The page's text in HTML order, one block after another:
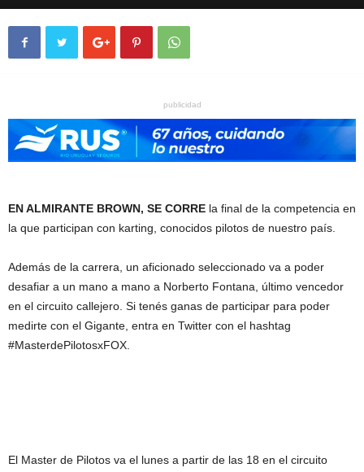
publicidad
EN ALMIRANTE BROWN, SE CORRE la final de la competencia en
la que participan con karting, conocidos pilotos de nuestro país.
Además de la carrera, un aficionado seleccionado va a poder
desafiar a un mano a mano a Norberto Fontana, último vencedor
en el circuito callejero. Si tenés ganas de participar para poder
medirte con el Gigante, entra en Twitter con el hashtag
#MasterdePilotosxFOX.
El Master de Pilotos va el lunes a partir de las 18 en el circuito